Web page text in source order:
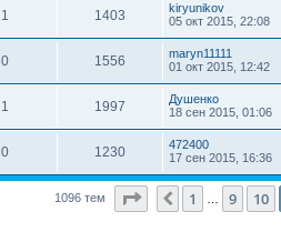
1 1403
kiryunikov
05 окт 2015, 22:08
0 1556
maryn11111
01 окт 2015, 12:42
1 1997
Душенко
18 сен 2015, 01:06
0 1230
472400
17 сен 2015, 16:36
1096 тем Страница 11из22
Пред.
1 9 10